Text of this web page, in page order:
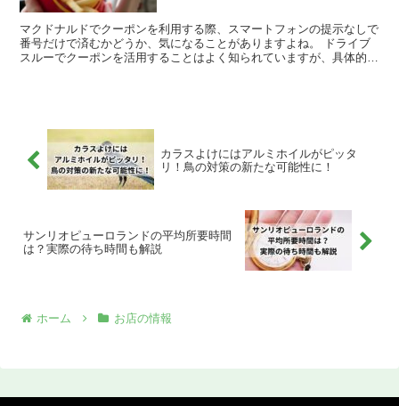
マクドナルドでクーポンを利用する際、スマートフォンの提示なしで
番号だけで済むかどうか、気になることがありますよね。 ドライブ
スルーでクーポンを活用することはよく知られていますが、具体的な
カラスよけにはアルミホイルがピッタ
リ！鳥の対策の新たな可能性に！
サンリオピューロランドの平均所要時間
は？実際の待ち時間も解説
ホーム お店の情報